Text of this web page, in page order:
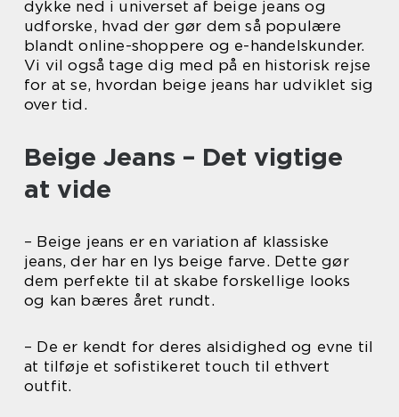
dykke ned i universet af beige jeans og
udforske, hvad der gør dem så populære
blandt online-shoppere og e-handelskunder.
Vi vil også tage dig med på en historisk rejse
for at se, hvordan beige jeans har udviklet sig
over tid.
Beige Jeans – Det vigtige
at vide
– Beige jeans er en variation af klassiske
jeans, der har en lys beige farve. Dette gør
dem perfekte til at skabe forskellige looks
og kan bæres året rundt.
– De er kendt for deres alsidighed og evne til
at tilføje et sofistikeret touch til ethvert
outfit.